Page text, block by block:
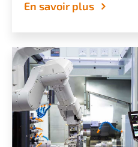
En savoir plus